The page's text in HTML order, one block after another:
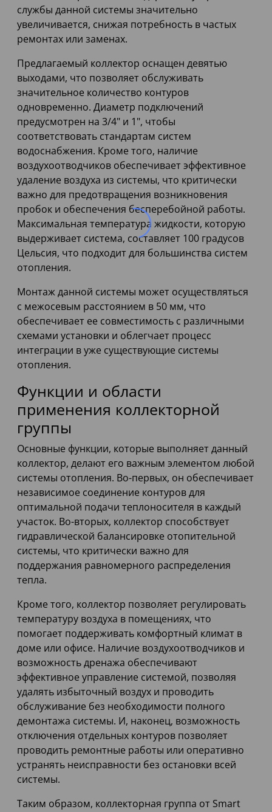
службы данной системы значительно
увеличивается, снижая потребность в частых
ремонтах или заменах.
Предлагаемый коллектор оснащен девятью
выходами, что позволяет обслуживать
значительное количество контуров
одновременно. Диаметр подключений
предусмотрен на 3/4" и 1", чтобы
соответствовать стандартам систем
водоснабжения. Кроме того, наличие
воздухоотводчиков обеспечивает эффективное
удаление воздуха из системы, что критически
важно для предотвращения возникновения
пробок и обеспечения бесперебойной работы.
Максимальная температура жидкости, которую
выдерживает система, составляет 100 градусов
Цельсия, что подходит для большинства систем
отопления.
Монтаж данной системы может осуществляться
с межосевым расстоянием в 50 мм, что
обеспечивает ее совместимость с различными
схемами установки и облегчает процесс
интеграции в уже существующие системы
отопления.
Функции и области
применения коллекторной
группы
Основные функции, которые выполняет данный
коллектор, делают его важным элементом любой
системы отопления. Во-первых, он обеспечивает
независимое соединение контуров для
оптимальной подачи теплоносителя в каждый
участок. Во-вторых, коллектор способствует
гидравлической балансировке отопительной
системы, что критически важно для
поддержания равномерного распределения
тепла.
Кроме того, коллектор позволяет регулировать
температуру воздуха в помещениях, что
помогает поддерживать комфортный климат в
доме или офисе. Наличие воздухоотводчиков и
возможность дренажа обеспечивают
эффективное управление системой, позволяя
удалять избыточный воздух и проводить
обслуживание без необходимости полного
демонтажа системы. И, наконец, возможность
отключения отдельных контуров позволяет
проводить ремонтные работы или оперативно
устранять неисправности без остановки всей
системы.
Таким образом, коллекторная группа от Smart